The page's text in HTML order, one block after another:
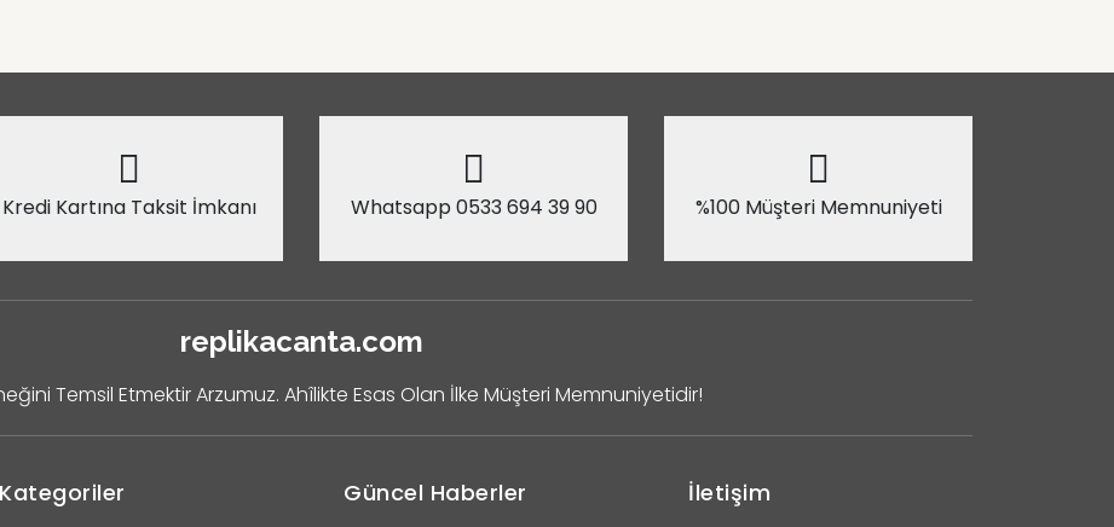
Kredi Kartına Taksit İmkanı Whatsapp 0533 694 39 90 %100 Müşteri Memnuniyeti
replikacanta.com
Temsil Etmektir Arzumuz. Ahîlikte Esas Olan İlke Müşteri Memnuniyetidir!
Kategoriler Güncel Haberler İletişim